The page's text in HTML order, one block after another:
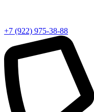
+7 (922) 975-38-88